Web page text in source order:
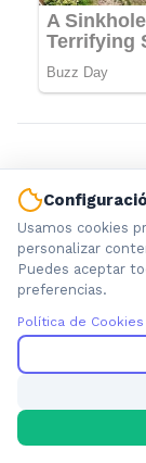
Información
Usamos cookies
personalizar
Puedes aceptar
preferencias.
Política de Cookies